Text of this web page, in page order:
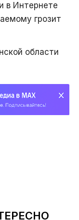
в Интернете
грозит
области